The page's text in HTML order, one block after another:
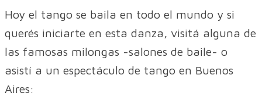
Hoy el tango se baila en todo el mundo y si
querés iniciarte en esta danza, visitá alguna de
las famosas milongas -salones de baile- o
asistí a un espectáculo de tango en Buenos
Aires: